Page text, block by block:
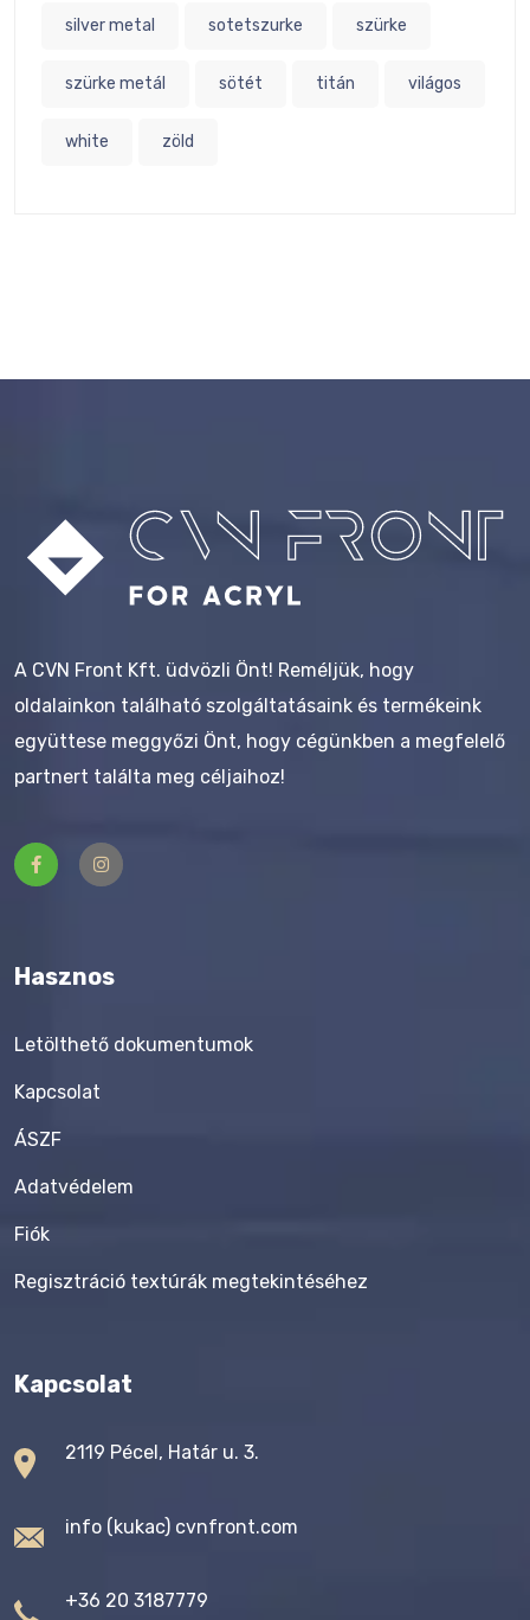
silver metal sotetszurke szürke
szürke metál sötét titán világos
white zöld
A CVN Front Kft. üdvözli Önt! Reméljük, hogy
oldalainkon található szolgáltatásaink és termékeink
együttese meggyőzi Önt, hogy cégünkben a megfelelő
partnert találta meg céljaihoz!
Hasznos
Letölthető dokumentumok
Kapcsolat
ÁSZF
Adatvédelem
Fiók
Regisztráció textúrák megtekintéséhez
Kapcsolat
2119 Pécel, Határ u. 3.
info (kukac) cvnfront.com
+36 20 3187779